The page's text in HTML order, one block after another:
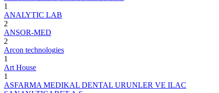
1
ANALYTIC LAB
2
ANSOR-MED
2
Arcon technologies
1
Art House
1
ASFARMA MEDIKAL DENTAL URUNLER VE ILAC